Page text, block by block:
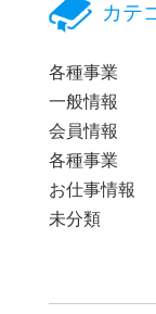
カテ
各種事業
一般情報
会員情報
各種事業
お仕事情報
未分類